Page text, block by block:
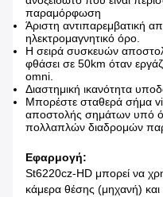
παραμόρφωση
Άριστη αντιπαρεμβατική
ηλεκτρομαγνητικό όρο.
Η σειρά συσκευών
φθάσει σε 50km όταν
omni.
Διαστημική ικανότητα
Μπορέστε σταθερά σήμα
αποστολής σημάτων υπό
πολλαπλών διαδρομών
Εφαρμογή:
St6220cz-HD μπορεί να
κάμερα θέσης (μηχανή)